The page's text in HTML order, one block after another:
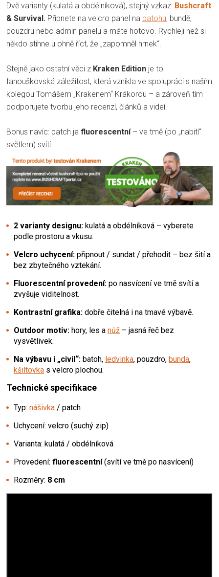
Dvě varianty (kulatá a obdélníková), stejný vzkaz: Bushcraft
& Survival. Připnete na velcro panel na batohu, bundě,
pouzdru nebo admin panelu a máte hotovo. Rychleji než si
někdo stihne u ohně říct, že „zapomněl hrnek“.
Stejně jako ostatní věci z Kraken Edition je to
fanouškovská záležitost, která vznikla ve spolupráci s naším
kolegou Tomášem „Krakenem“ Krákorou – a zároveň tím
podporujete tvorbu jeho recenzí, článků a videí.
Bonus navíc: patch je fluorescentní– ve tmě (po „nabití“
světlem) svítí.
2 varianty designu: kulatá a obdélníková – vyberete
podle prostoru a vkusu.
Velcro uchycení: připnout / sundat / přehodit – bez šití a
bez zbytečného vztekání.
Fluorescentní provedení: po nasvícení ve tmě svítí a
zvyšuje viditelnost.
Kontrastní grafika: dobře čitelná i na tmavé výbavě.
Outdoor motiv: hory, les a nůž – jasná řeč bez
vysvětlivek.
Na výbavu i „civil“: batoh, ledvinka, pouzdro, bunda,
kšiltovka s velcro plochou.
Technické specifikace
Typ: nášivka / patch
Uchycení: velcro (suchý zip)
Varianta: kulatá / obdélníková
Provedení: fluorescentní(svítí ve tmě po nasvícení)
Rozměry: 8 cm